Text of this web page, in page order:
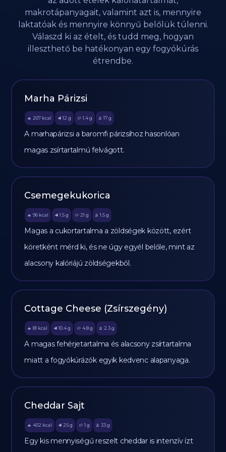
makrotápanyagait, valamint azt is, mennyire
laktatóak és mennyire könnyű belőlük túlenni.
Válaszd ki az ételt, és tudd meg, hogyan
illeszthető be hatékonyan egy fogyókúrás
étrendbe.
Marha Párizsi
🔥 207 kcal 🥩 12 g 🥔 1.4g 🫒 17 g
A marhapárizsi a baromfi párizsihoz hasonlóan
magas zsírtartalmú felvágott.
Csemegekukorica
🔥 96 kcal 🥩 1.5 g 🥔 21 g 🫒 1.5 g
Magas a cukortartalma a zöldségek között, ezért
köretként mérd ki, és ne úgy egyél belőle, mint az
alacsony kalóriájú zöldségekből.
Cottage Cheese (Zsírszegény)
🔥 81 kcal 🥩 10.4 g 🥔 4.8g 🫒 2.3 g
A magas fehérjetartalma és alacsony zsírtartalma
miatt a fogyókúrázók egyik kedvenc alapanyaga.
Cheddar Sajt
🔥 402 kcal 🥩 25 g 🥔 1 g 🫒 33 g
Egy kis mennyiségű reszelt cheddar is intenzív ízt